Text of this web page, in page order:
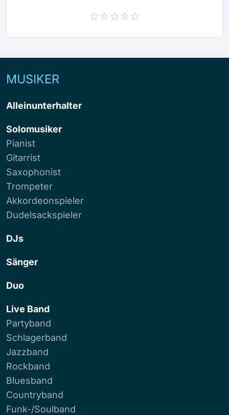
MUSIKER
Alleinunterhalter
Solomusiker
Pianist
Gitarrist
Saxophonist
Trompeter
Akkordeonspieler
Dudelsackspieler
DJs
Sänger
Duo
Live Band
Partyband
Schlagerband
Jazzband
Rockband
Bluesband
Countryband
Funk-/Soulband